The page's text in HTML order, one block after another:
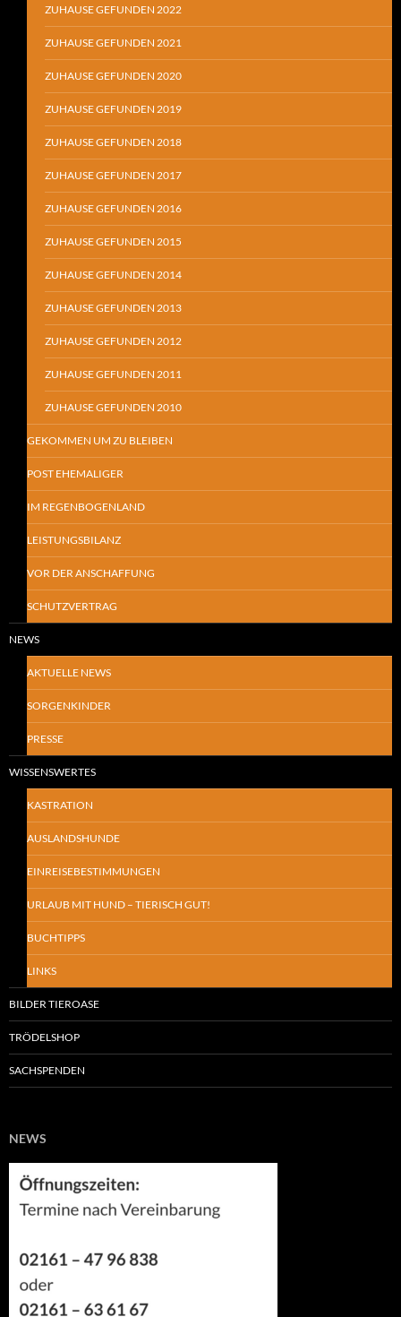
ZUHAUSE GEFUNDEN 2022
ZUHAUSE GEFUNDEN 2021
ZUHAUSE GEFUNDEN 2020
ZUHAUSE GEFUNDEN 2019
ZUHAUSE GEFUNDEN 2018
ZUHAUSE GEFUNDEN 2017
ZUHAUSE GEFUNDEN 2016
ZUHAUSE GEFUNDEN 2015
ZUHAUSE GEFUNDEN 2014
ZUHAUSE GEFUNDEN 2013
ZUHAUSE GEFUNDEN 2012
ZUHAUSE GEFUNDEN 2011
ZUHAUSE GEFUNDEN 2010
GEKOMMEN UM ZU BLEIBEN
POST EHEMALIGER
IM REGENBOGENLAND
LEISTUNGSBILANZ
VOR DER ANSCHAFFUNG
SCHUTZVERTRAG
NEWS
AKTUELLE NEWS
SORGENKINDER
PRESSE
WISSENSWERTES
KASTRATION
AUSLANDSHUNDE
EINREISEBESTIMMUNGEN
URLAUB MIT HUND – TIERISCH GUT!
BUCHTIPPS
LINKS
BILDER TIEROASE
TRÖDELSHOP
SACHSPENDEN
NEWS